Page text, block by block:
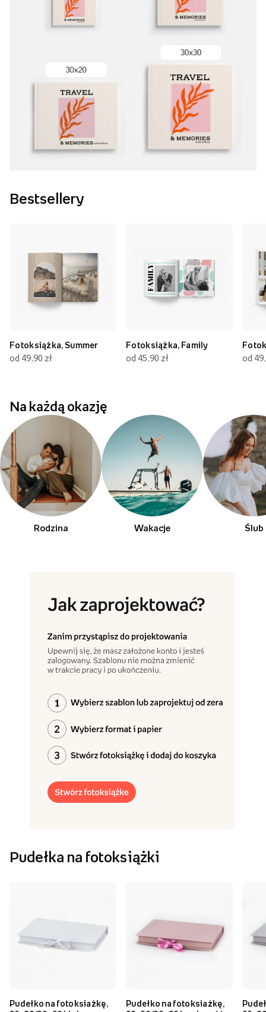
Bestsellery
Fotoksiążka, Summer
od 49,90 zł
Fotoksiążka, Family
od 45,90 zł
od
Na każdą okazję
Rodzina Wakacje Ślub
Pudełka na fotoksiążki
Pudełko na fotoksiażkę,
Pudełko na fotoksiażkę,